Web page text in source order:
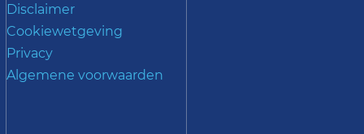
Disclaimer
Cookiewetgeving
Privacy
Algemene voorwaarden